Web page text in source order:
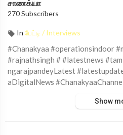
சாணக்யா
270 Subscribers
In பேட்டி / Interviews
#Chanakyaa #operationsindoor
#rajnathsingh # #latestnews
ngarajpandeyLatest
aDigitalNews
Show